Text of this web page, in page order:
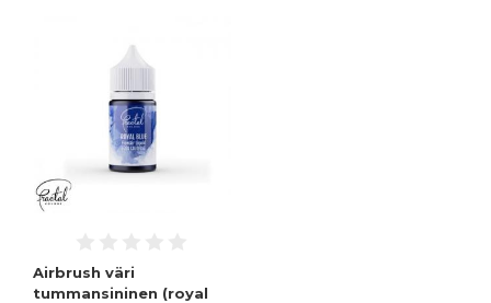
Airbrush väri
tummansininen (royal